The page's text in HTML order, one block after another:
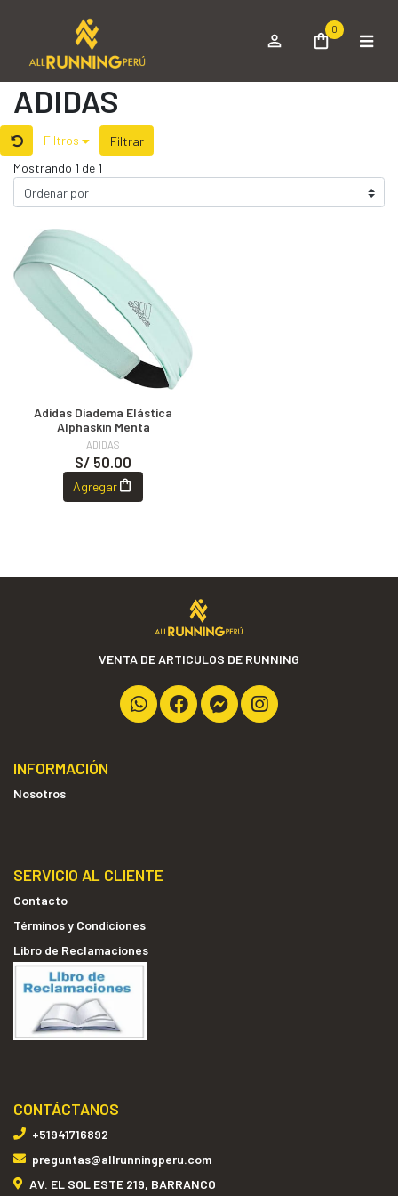
0
ADIDAS
Filtros
Filtrar
Mostrando 1 de 1
Adidas Diadema Elástica
Alphaskin Menta
ADIDAS
S/ 50.00
Agregar
VENTA DE ARTICULOS DE RUNNING
INFORMACIÓN
Nosotros
SERVICIO AL CLIENTE
Contacto
Términos y Condiciones
Libro de Reclamaciones
CONTÁCTANOS
+51941716892
preguntas@allrunningperu.com
AV. EL SOL ESTE 219, BARRANCO